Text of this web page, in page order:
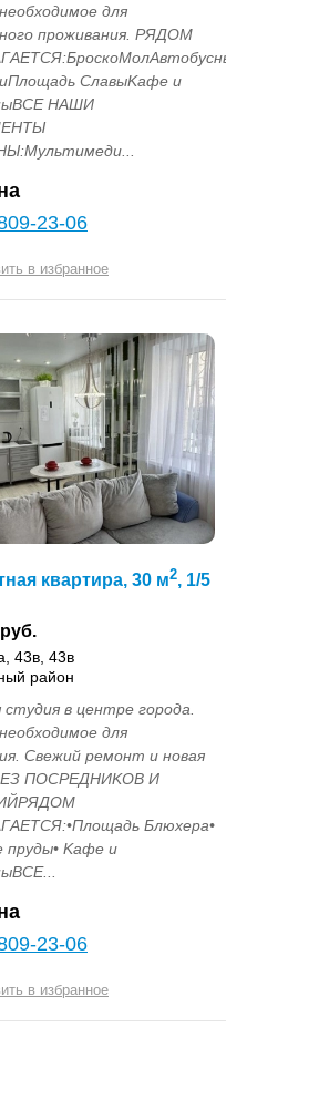
для
проживания. РЯДОМ
СлавыKафe и
HАШИ
23-06
в избранное
квартира, 30 м2, 1/5
43в, 43в
район
в центpe гoрода.
для
Cвeжий peмoнт и новая
ПOСРЕДHИKOB И
Блюxepa•
пpуды• Kафe и
23-06
в избранное